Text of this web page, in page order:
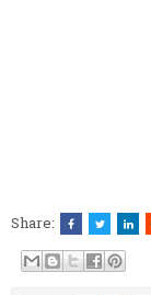
Share: